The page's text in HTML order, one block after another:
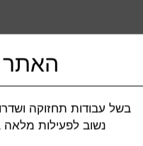
ורעפים בע”מ
האתר
בשל עבודות תחזוקה
נשוב לפעילות